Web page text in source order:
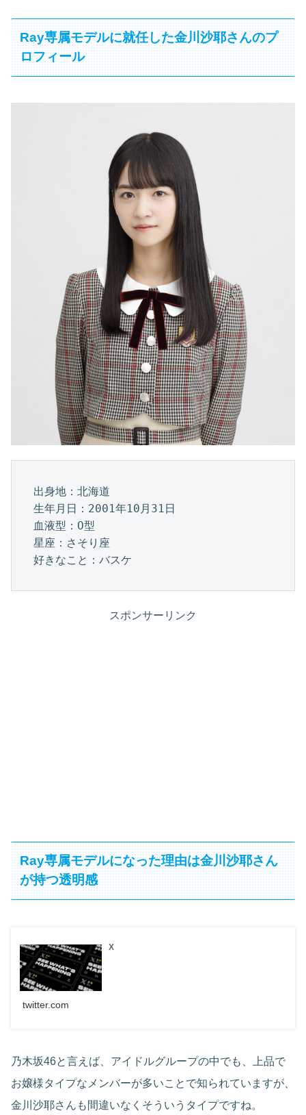
Ray専属モデルに就任した金川沙耶さんのプ
ロフィール
出身地：北海道
生年月日：2001年10月31日
血液型：O型
星座：さそり座
好きなこと：バスケ
スポンサーリンク
Ray専属モデルになった理由は金川沙耶さん
が持つ透明感
X
twitter.com
乃木坂46と言えば、アイドルグループの中でも、上品で
お嬢様タイプなメンバーが多いことで知られていますが、
金川沙耶さんも間違いなくそういうタイプですね。